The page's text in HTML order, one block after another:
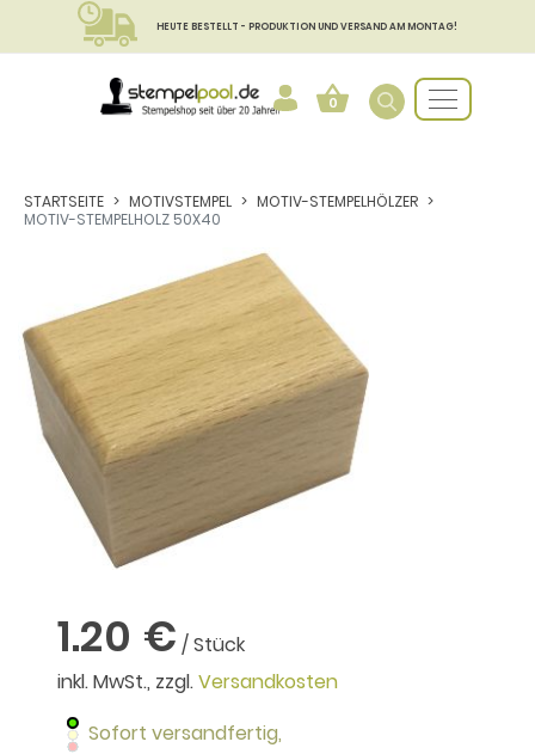
HEUTE BESTELLT - PRODUKTION UND VERSAND AM MONTAG!
0
STARTSEITE MOTIVSTEMPEL
MOTIV-STEMPELHÖLZER
MOTIV-STEMPELHOLZ 50X40
1.20 € / Stück
inkl. MwSt., zzgl.Versandkosten
Sofort versandfertig,